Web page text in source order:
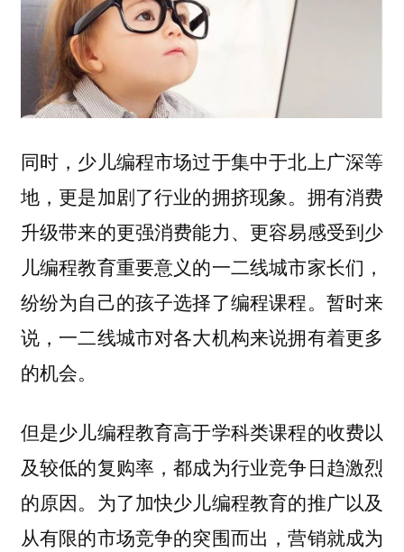
同时，少儿编程市场过于集中于北上广深等
地，更是加剧了行业的拥挤现象。拥有消费
升级带来的更强消费能力、更容易感受到少
儿编程教育重要意义的一二线城市家长们，
纷纷为自己的孩子选择了编程课程。暂时来
说，一二线城市对各大机构来说拥有着更多
的机会。
但是少儿编程教育高于学科类课程的收费以
及较低的复购率，都成为行业竞争日趋激烈
的原因。为了加快少儿编程教育的推广以及
从有限的市场竞争的突围而出，营销就成为